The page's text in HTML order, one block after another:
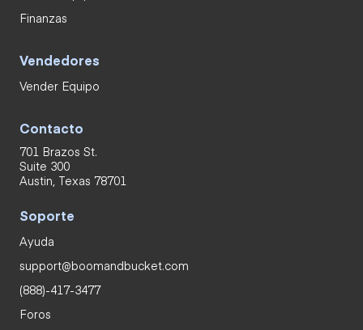
Finanzas
Vendedores
Vender Equipo
Contacto
701 Brazos St.
Suite 300
Austin, Texas 78701
Soporte
Ayuda
support@boomandbucket.com
(888)-417-3477
Foros